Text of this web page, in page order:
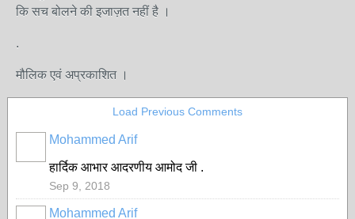
कि सच बोलने की इजाज़त नहीं है ।
.
मौलिक एवं अप्रकाशित ।
Load Previous Comments
Mohammed Arif
हार्दिक आभार आदरणीय आमोद जी .
Sep 9, 2018
Mohammed Arif